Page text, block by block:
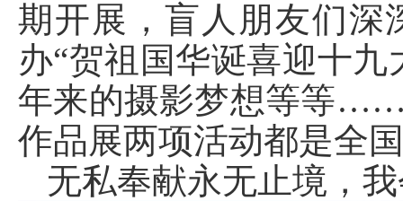
期开展，盲人朋友们深
办“贺祖国华诞喜迎十
年来的摄影梦想等等
作品展两项活动都是全
无私奉献永无止境，